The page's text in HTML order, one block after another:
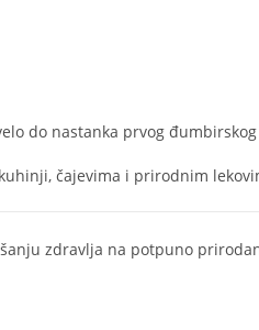
do nastanka prvog
čajevima i prirodnim
zdravlja na potpuno